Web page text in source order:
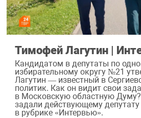
Тимофей Лагутин |
Кандидатом в депутаты по
избирательному округу №21
Лагутин — известный в
политик. Как он видит свои
в Московскую областную
задали действующему
в рубрике «Интервью».